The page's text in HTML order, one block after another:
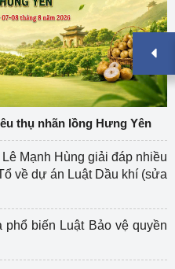
thụ nhãn lồng Hưng Yên
Mạnh Hùng giải đáp nhiều
về dự án Luật Dầu khí (sửa
phổ biến Luật Bảo vệ quyền